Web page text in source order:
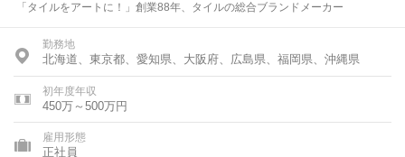
「タイルをアートに！」創業88年、タイルの総合ブランドメーカー
勤務地
北海道、東京都、愛知県、大阪府、広島県、福岡県、沖縄県
初年度年収
450万～500万円
雇用形態
正社員